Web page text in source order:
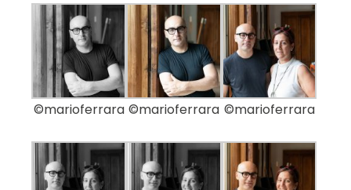
©marioferrara ©marioferrara ©marioferrara